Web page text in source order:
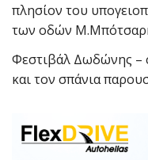
πλησίον του
των οδών
Φεστιβάλ Δωδώνης –
και τον σπάνια